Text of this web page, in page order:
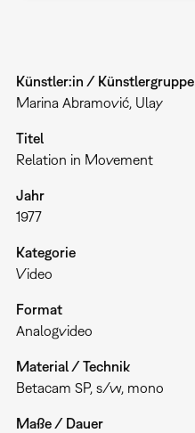
Künstler:in / Künstlergruppe
Marina Abramović, Ulay
Titel
Relation in Movement
Jahr
1977
Kategorie
Video
Format
Analogvideo
Material / Technik
Betacam SP, s/w, mono
Maße / Dauer